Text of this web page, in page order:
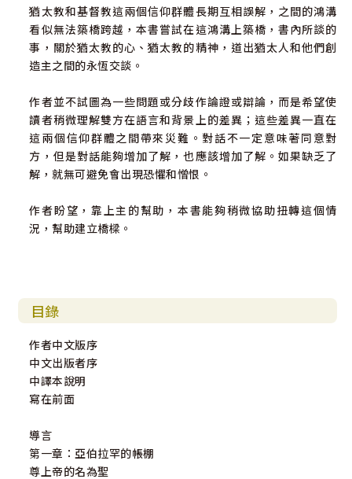
猶太教和基督教這兩個信仰群體長期互相誤解，之間的鴻溝
看似無法築橋跨越，本書嘗試在這鴻溝上築橋，書內所談的
事，關於猶太教的心、猶太教的精神，道出猶太人和他們創
造主之間的永恆交談。
作者並不試圖為一些問題或分歧作論證或辯論，而是希望使
讀者稍微理解雙方在語言和背景上的差異；這些差異一直在
這兩個信仰群體之間帶來災難。對話不一定意味著同意對
方，但是對話能夠增加了解，也應該增加了解。如果缺乏了
解，就無可避免會出現恐懼和憎恨。
作者盼望，靠上主的幫助，本書能夠稍微協助扭轉這個情
況，幫助建立橋樑。
目錄
作者中文版序
中文出版者序
中譯本說明
寫在前面
導言
第一章：亞伯拉罕的帳棚
尊上帝的名為聖